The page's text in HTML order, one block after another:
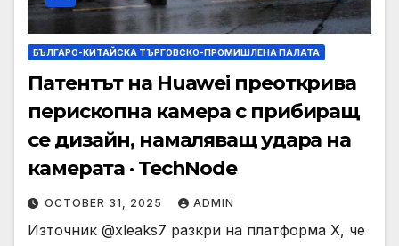
БЪЛГАРО-КИТАЙСКА ТЪРГОВСКО-ПРОМИШЛЕНА ПАЛАТА
Патентът на Huawei преоткрива
перископна камера с прибиращ
се дизайн, намаляващ удара на
камерата · TechNode
OCTOBER 31, 2025 ADMIN
Източник @xleaks7 разкри на платформа X, че